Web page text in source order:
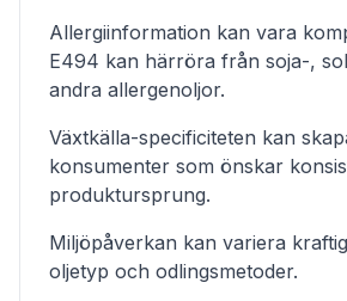
Allergiinformation kan vara
E494 kan härröra från soja-,
andra allergenoljor.
Växtkälla-specificiteten kan
konsumenter som önskar
produktursprung.
Miljöpåverkan kan variera
oljetyp och odlingsmetoder.